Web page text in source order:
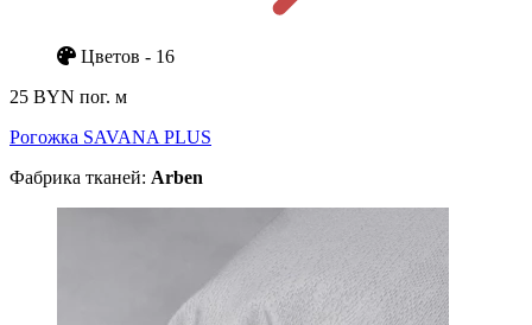
Цветов - 16
25 BYN пог. м
Рогожка SAVANA PLUS
Фабрика тканей: Arben